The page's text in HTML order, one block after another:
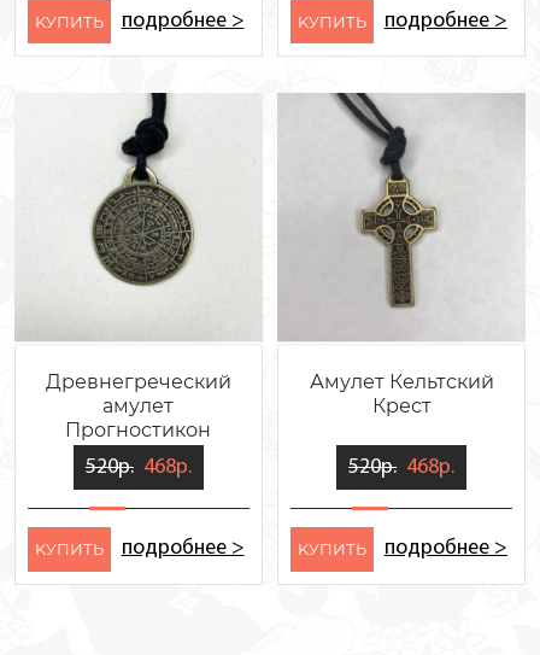
KУПИТЬ подробнее > KУПИТЬ подробнее >
Древнегреческий
амулет
Прогностикон
520р. 468р.
KУПИТЬ подробнее >
Амулет Кельтский
Крест
520р. 468р.
KУПИТЬ подробнее >